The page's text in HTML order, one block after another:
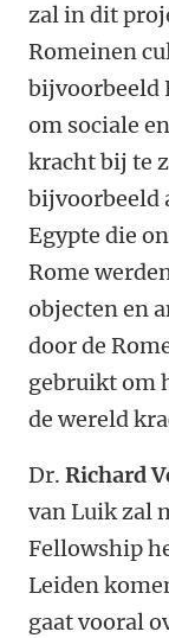
zal in dit
Romeinen
bijvoorbeeld
om sociale
kracht bij te
bijvoorbeeld
Egypte die
Rome
objecten en
door de
gebruikt om
de wereld
Dr. Richard
van Luik zal
Fellowship
Leiden
gaat vooral